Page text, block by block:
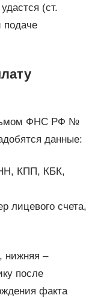
(ст.
ФНС РФ №
данные:
КПП, КБК,
лицевого счета,
нижняя –
после
факта